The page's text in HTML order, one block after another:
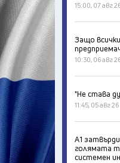
15:00, 07 авг
Защо
10:30, 06 авг
"Не става
11:45, 05 авг 26
А1
голямата
системен